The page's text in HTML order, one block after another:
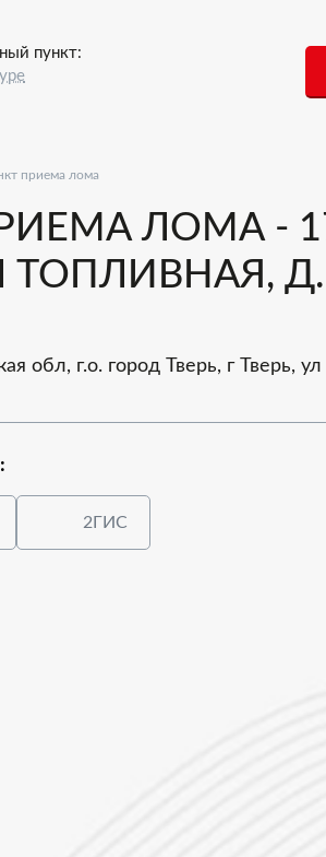
пункт:
приема лома
ЛОМА -
ТОПЛИВНАЯ, Д.
обл, г.о. город Тверь, г Тверь,
2ГИС